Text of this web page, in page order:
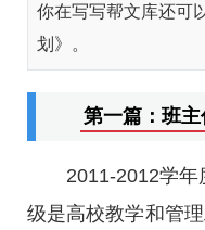
你在写写帮文库还可
划》。
第一篇：班
2011-2012学
级是高校教学和管